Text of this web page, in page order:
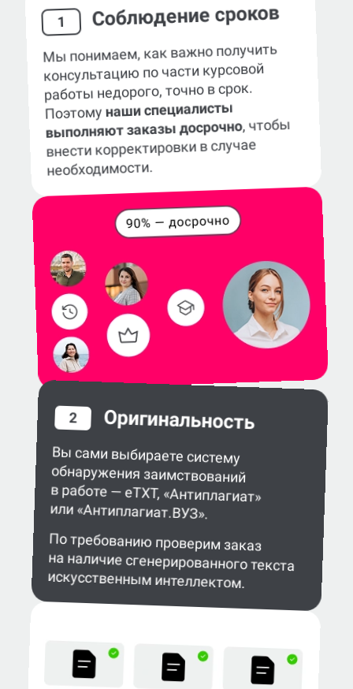
1 Соблюдение сроков
Мы понимаем, как важно получить
консультацию по части курсовой
работы недорого, точно в срок.
Поэтомунаши специалисты
выполняют заказы досрочно, чтобы
внести корректировки в случае
необходимости.
2 Оригинальность
Вы сами выбираете систему
обнаружения заимствований
в работе — eTXT, «Антиплагиат»
или «Антиплагиат.ВУЗ».
По требованию проверим заказ
на наличие сгенерированного текста
искусственным интеллектом.